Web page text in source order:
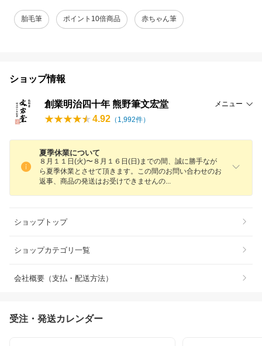
胎毛筆 ポイント10倍商品 赤ちゃん筆
ショップ情報
創業明治四十年 熊野筆文宏堂 メニュー
4.92 （ 1,992件）
夏季休業について
８月１１日(火)〜８月１６日(日)までの間、誠に勝手なが
ら夏季休業とさせて頂きます。この間のお問い合わせのお
返事、商品の発送はお受けできませんの
ショップトップ
ショップカテゴリ一覧
会社概要（支払・配送方法）
受注・発送カレンダー